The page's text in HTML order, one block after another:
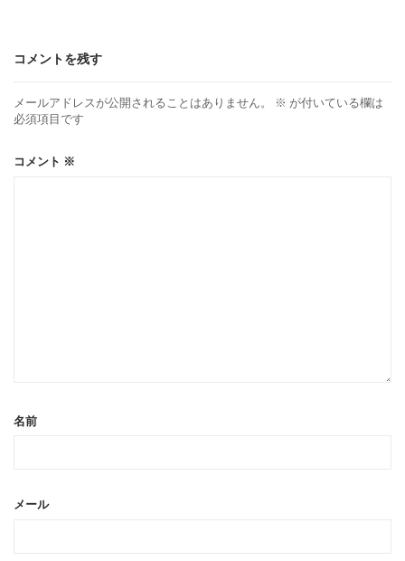
コメントを残す
メールアドレスが公開されることはありません。 ※ が付いている欄は
必須項目です
コメント ※
名前
メール